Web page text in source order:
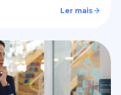
Ler mais